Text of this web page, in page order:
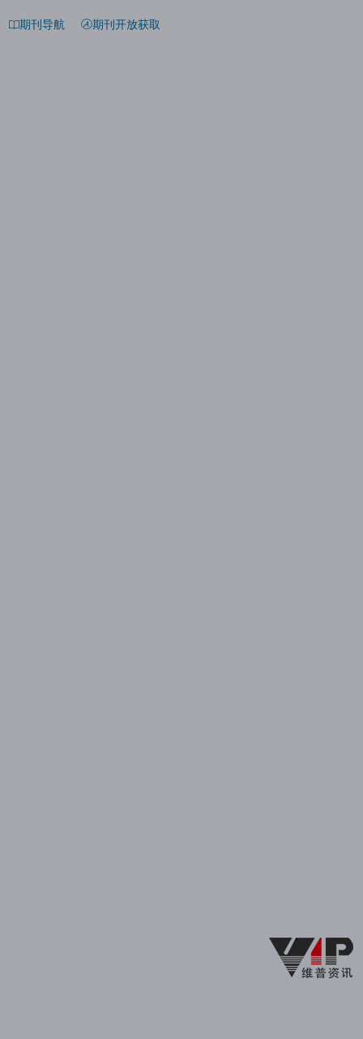
期刊导航 期刊开放获取